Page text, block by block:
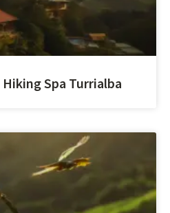
Spa Turrialba